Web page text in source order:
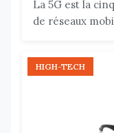
La 5G est la
de réseaux
HIGH-TECH